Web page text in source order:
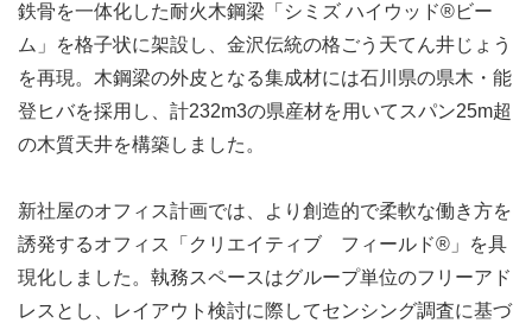
鉄骨を一体化した耐火木鋼梁「シミズ ハイウッド®ビー
ム」を格子状に架設し、金沢伝統の格ごう天てん井じょう
を再現。木鋼梁の外皮となる集成材には石川県の県木・能
登ヒバを採用し、計232m3の県産材を用いてスパン25m超
の木質天井を構築しました。
新社屋のオフィス計画では、より創造的で柔軟な働き方を
誘発するオフィス「クリエイティブ フィールド®」を具
現化しました。執務スペースはグループ単位のフリーアド
レスとし、レイアウト検討に際してセンシング調査に基づ